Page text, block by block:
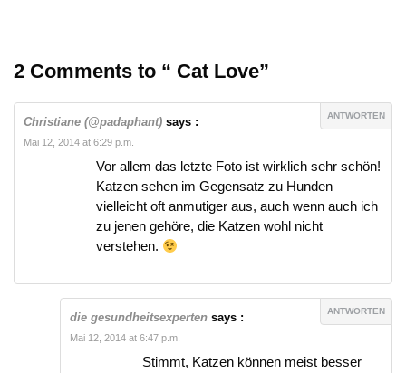
2 Comments to “ Cat Love”
Christiane (@padaphant) says : ANTWORTEN
Mai 12, 2014 at 6:29 p.m.
Vor allem das letzte Foto ist wirklich sehr schön!
Katzen sehen im Gegensatz zu Hunden
vielleicht oft anmutiger aus, auch wenn auch ich
zu jenen gehöre, die Katzen wohl nicht
verstehen.
die gesundheitsexperten says : ANTWORTEN
Mai 12, 2014 at 6:47 p.m.
Stimmt, Katzen können meist besser